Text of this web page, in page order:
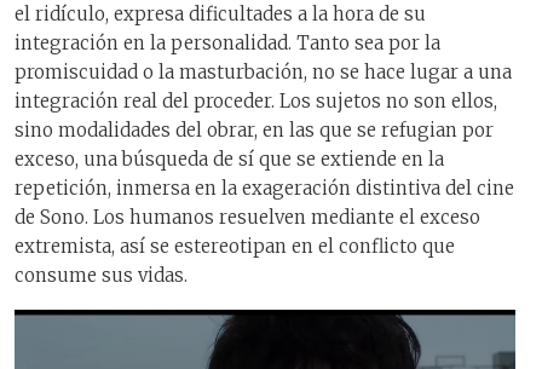
el ridículo, expresa dificultades a la hora de su
integración en la personalidad. Tanto sea por la
promiscuidad o la masturbación, no se hace lugar a una
integración real del proceder. Los sujetos no son ellos,
sino modalidades del obrar, en las que se refugian por
exceso, una búsqueda de sí que se extiende en la
repetición, inmersa en la exageración distintiva del cine
de Sono. Los humanos resuelven mediante el exceso
extremista, así se estereotipan en el conflicto que
consume sus vidas.